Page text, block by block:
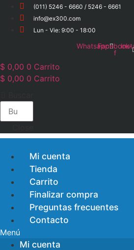
contenido
(011) 5246 - 6660 / 5246 - 6661
info@ex300.com
Lun - Vie: 9:00 - 18:00
WhatsappFacebook-
f
$ 0,00 0 Carrito
$ 0,00 0 Carrito
Mi cuenta
Tienda
Carrito
Finalizar compra
Preguntas frecuentes
Contacto
Menú
Mi cuenta